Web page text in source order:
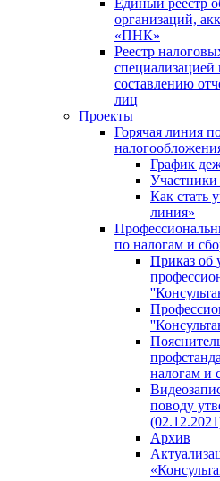
Единый реестр
организаций,
«ПНК»
Реестр
составлению
лиц
Проекты
Горячая линия
График
Участники
Как стать
линия»
по налогам и
Приказ об
налогам и
поводу
Архив